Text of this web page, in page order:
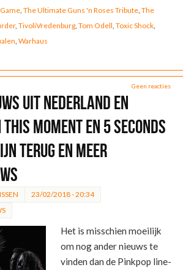
, The Ultimate Guns 'n Roses Tribute, The
, TivoliVredenburg, Tom Odell Toxic Shock,
Warhaus
Geen reacties
uit Nederland en
Moment en 5 Seconds
terug en meer
23/02/2018 - 20:34
Het is misschien moeilijk
om nog ander nieuws te
vinden dan de Pinkpop line-